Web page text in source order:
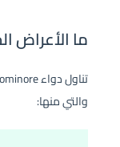
ما الأعراض
والتي منها: